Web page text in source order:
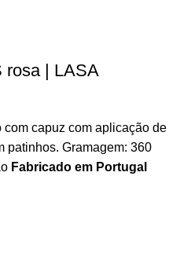
rosa | LASA
com capuz com aplicação de
patinhos. Gramagem: 360
Fabricado em Portugal